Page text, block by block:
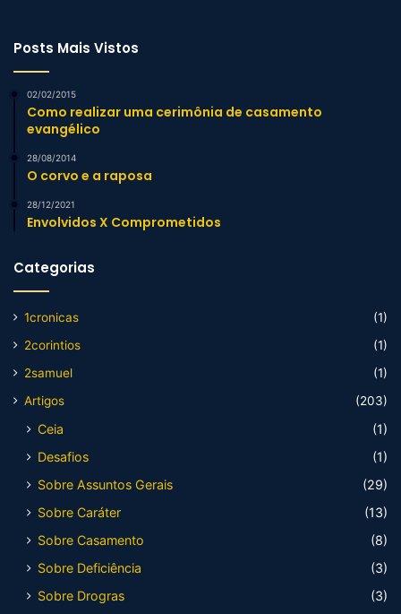
Posts Mais Vistos
02/02/2015
Como realizar uma cerimônia de casamento
evangélico
28/08/2014
O corvo e a raposa
28/12/2021
Envolvidos X Comprometidos
Categorias
1cronicas
(1)
2corintios
(1)
2samuel
(1)
Artigos
(203)
Ceia
(1)
Desafios
(1)
Sobre Assuntos Gerais
(29)
Sobre Caráter
(13)
Sobre Casamento
(8)
Sobre Deficiência
(3)
Sobre Drogras
(3)